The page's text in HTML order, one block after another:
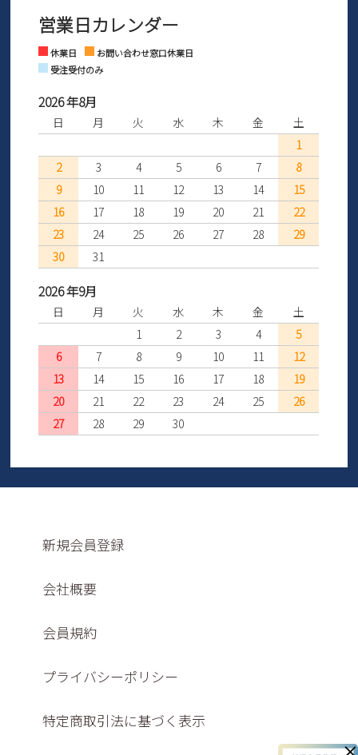
さい。
※土日祝はお問い合わせ窓口休業日となります。
Facebook Instagram
営業日カレンダー
休業日
お問い合わせ窓口休業日
受注受付のみ
2026 年8月
日 月 火 水 木 金
土
1
2
3 4 5 6 7
8
9
10 11 12 13 14
15
16
17 18 19 20 21
22
23
24 25 26 27 28
29
30
31
2026 年9月
日 月 火 水 木 金
土
1
2 3 4
5
6
7 8 9 10 11
12
13
14 15 16 17 18
19
20
21 22 23 24 25
26
27
28 29 30
新規会員登録
会社概要
会員規約
プライバシーポリシー
特定商取引法に基づく表示